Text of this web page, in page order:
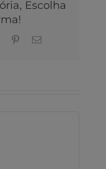
Escolha
WhatsApp
Pinterest
E-